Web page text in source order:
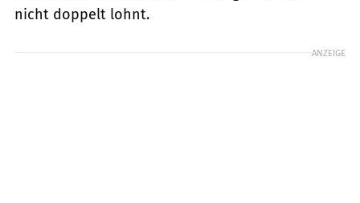
nicht doppelt lohnt.
ANZEIGE